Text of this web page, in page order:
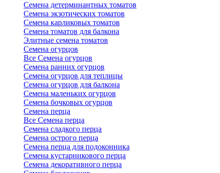
Семена детерминантных томатов
Семена экзотических томатов
Семена карликовых томатов
Семена томатов для балкона
Элитные семена томатов
Семена огурцов
Все Семена огурцов
Семена ранних огурцов
Семена огурцов для теплицы
Семена огурцов для балкона
Семена маленьких огурцов
Семена бочковых огурцов
Семена перца
Все Семена перца
Семена сладкого перца
Семена острого перца
Семена перца для подоконника
Семена кустарникового перца
Семена декоративного перца